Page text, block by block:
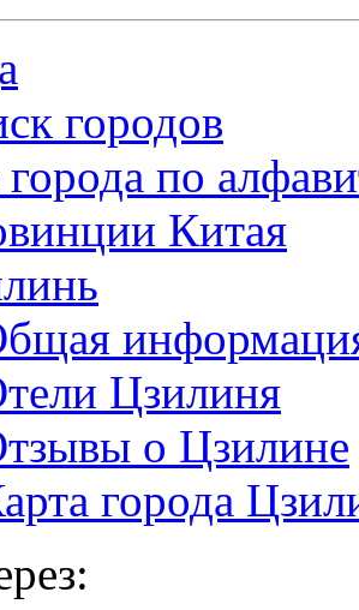
городов
по
Китая
Цзилиня
о Цзилине
города